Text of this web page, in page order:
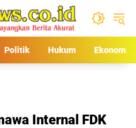
Politik Hukum Ekonomi
Internal FDK